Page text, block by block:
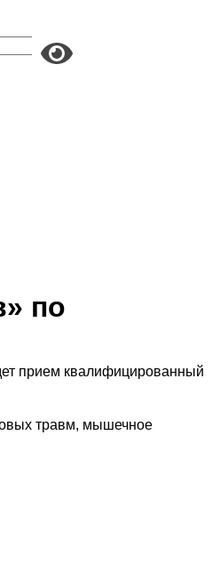
по
прием квалифицированный
травм, мышечное